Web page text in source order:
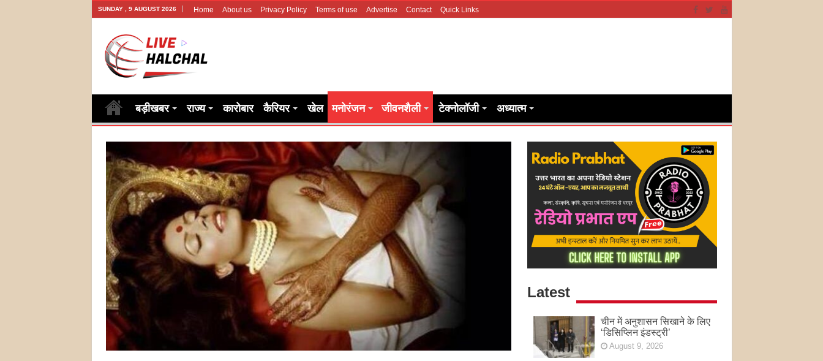
SUNDAY , 9 AUGUST 2026 Home About us Privacy Policy Terms of use Advertise Contact Quick Links
बड़ीखबर राज्य कारोबार कैरियर खेल मनोरंजन जीवनशैली टेक्नोलॉजी अध्यात्म
Latest
चीन में अनुशासन सिखाने के लिए
‘डिसिप्लिन इंडस्ट्री’
August 9, 2026